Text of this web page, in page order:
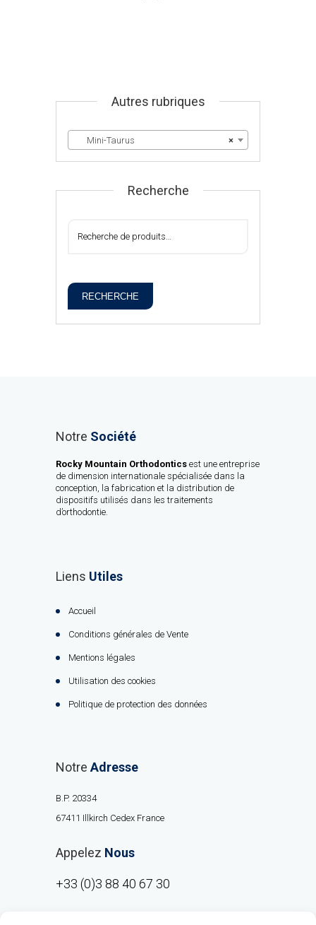
Autres rubriques
×
Mini-Taurus
Recherche
RECHERCHE
Notre Société
Rocky Mountain Orthodontics est une entreprise
de dimension internationale spécialisée dans la
conception, la fabrication et la distribution de
dispositifs utilisés dans les traitements
d’orthodontie.
Liens Utiles
Accueil
Conditions générales de Vente
Mentions légales
Utilisation des cookies
Politique de protection des données
Notre Adresse
B.P. 20334
67411 Illkirch Cedex France
Appelez Nous
+33 (0)3 88 40 67 30